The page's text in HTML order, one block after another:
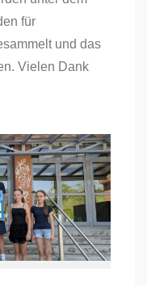
für
und das
Vielen Dank